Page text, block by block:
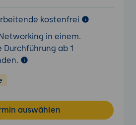
kostenfrei
in einem.
ab 1
auswählen